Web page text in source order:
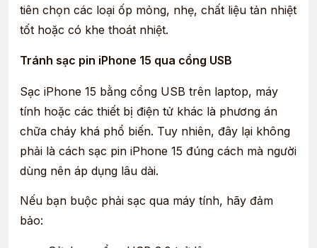
tiên chọn các loại ốp mỏng, nhẹ, chất liệu tản nhiệt
tốt hoặc có khe thoát nhiệt.
Tránh sạc pin iPhone 15 qua cổng USB
Sạc iPhone 15 bằng cổng USB trên laptop, máy
tính hoặc các thiết bị điện tử khác là phương án
chữa cháy khá phổ biến. Tuy nhiên, đây lại không
phải là cách sạc pin iPhone 15 đúng cách mà người
dùng nên áp dụng lâu dài.
Nếu bạn buộc phải sạc qua máy tính, hãy đảm
bảo: